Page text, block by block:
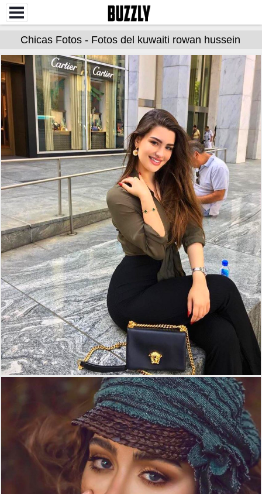
Chicas Fotos - Fotos del kuwaiti rowan hussein